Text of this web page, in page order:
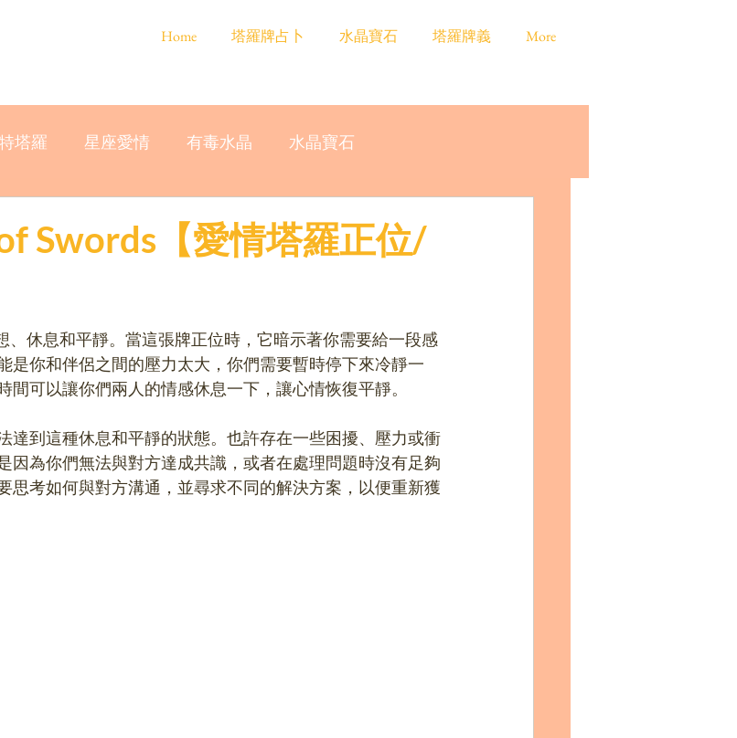
塔羅 星座愛情 有毒水晶 水晶寶石
Swords【愛情塔羅正位/
、休息和平靜。當這張牌正位時，它暗示著你需要給一段感
是你和伴侶之間的壓力太大，你們需要暫時停下來冷靜一
可以讓你們兩人的情感休息一下，讓心情恢復平靜。
達到這種休息和平靜的狀態。也許存在一些困擾、壓力或衝
因為你們無法與對方達成共識，或者在處理問題時沒有足夠
思考如何與對方溝通，並尋求不同的解決方案，以便重新獲
Home 塔羅牌占卜 水晶寶石 塔羅牌義 More